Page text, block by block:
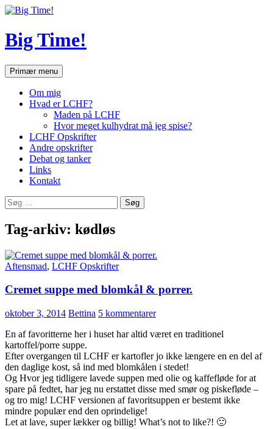
Hop
indhold
Big Time!
SøgPrimær menu
Om mig
Hvad er LCHF?
Maden på LCHF
Hvor meget kulhydrat må jeg spise?
LCHF Opskrifter
Andre opskrifter
Debat og tanker
Links
Kontakt
Søg
efter:
Tag-arkiv: kødløs
Aftensmad, LCHF Opskrifter
Cremet suppe med blomkål & porrer.
oktober 3, 2014 Bettina 5 kommentarer
En af favoritterne her i huset har altid været en traditionel
kartoffel/porre suppe.
Efter overgangen til LCHF er kartofler jo ikke længere en en del af
den daglige kost, så ind med blomkålen i stedet!
Og Hvor jeg tidligere lavede suppen med olie og kaffefløde for at
spare på fedtet, har jeg nu erstattet disse med smør og piskefløde –
og tro mig! LCHF versionen af favoritsuppen er bestemt ikke
mindre populær end den oprindelige!
Let at lave, super lækker og billig! What’s not to like?! 🙂